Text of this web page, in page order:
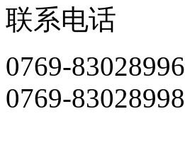
联系电话
0769-83028996
0769-83028998